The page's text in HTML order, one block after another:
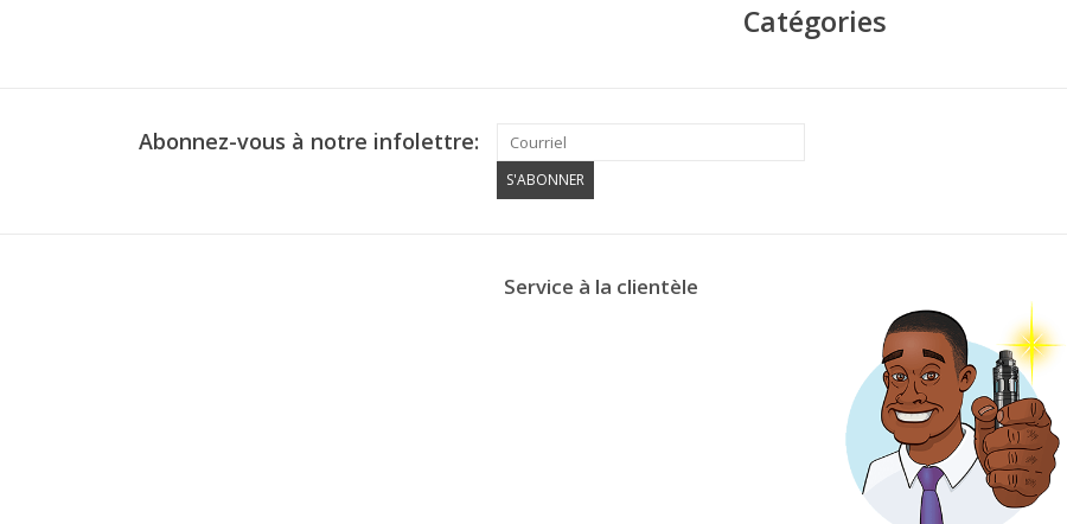
Catégories
Abonnez-vous à notre infolettre:
S'ABONNER
Service à la clientèle